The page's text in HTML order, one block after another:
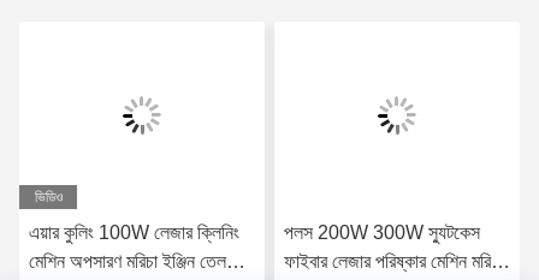
ভিডিও
এয়ার কুলিং 100W লেজার ক্লিনিং
মেশিন অপসারণ মরিচা ইঞ্জিন তেল
পলস 200W 300W স্যুটকেস
ফাইবার লেজার পরিষ্কার মেশিন মরিচা